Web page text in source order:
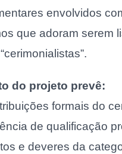
envolvidos
que adoram serem
do projeto prevê:
formais do
de qualificação
e deveres da